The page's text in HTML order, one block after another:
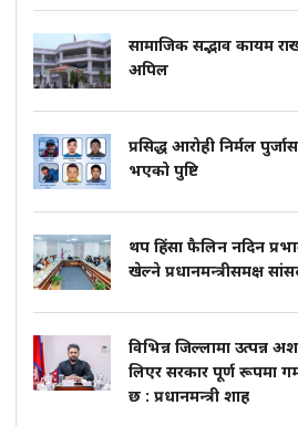
सामाजिक सद्भाव कायम
अपिल
प्रसिद्ध आरोही निर्मल
भएको पुष्टि
थप हिंसा फैलिन नदिन
खेल्ने प्रधानमन्त्रीसमक्ष
विभिन्न जिल्लामा उत्पन्न
लिएर सरकार पूर्ण रूपमा
छ : प्रधानमन्त्री शाह